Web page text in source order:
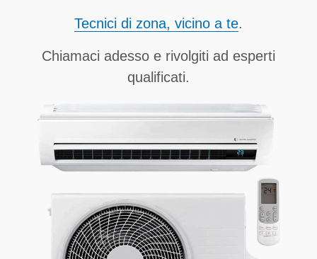
Tecnici di zona, vicino a te.
Chiamaci adesso e rivolgiti ad esperti
qualificati.